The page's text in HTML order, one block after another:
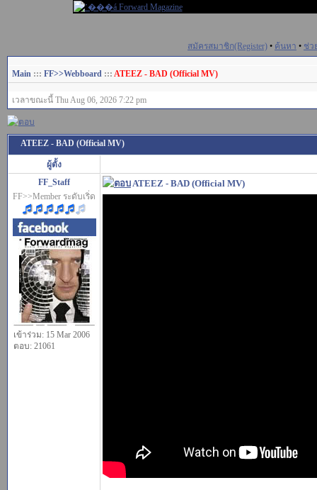
สมัครสมาชิก(Register) • ค้นหา • ช่ว
Main ::: FF>>Webboard ::: ATEEZ - BAD (Official MV)
เวลาขณะนี้ Thu Aug 06, 2026 7:22 pm
ATEEZ - BAD (Official MV)
ผู้ตั้ง
FF_Staff
FF>>Member ระดับเริ่ด
เข้าร่วม: 15 Mar 2006
ตอบ: 21061
ATEEZ - BAD (Official MV)